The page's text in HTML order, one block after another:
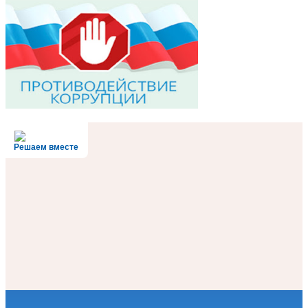
Решаем вместе